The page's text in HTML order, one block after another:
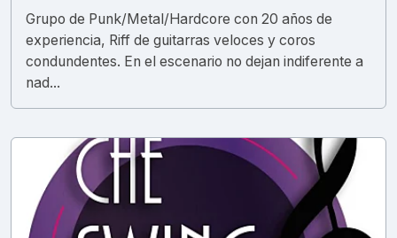
Grupo de Punk/Metal/Hardcore con 20 años de
experiencia, Riff de guitarras veloces y coros
condundentes. En el escenario no dejan indiferente a
nad...